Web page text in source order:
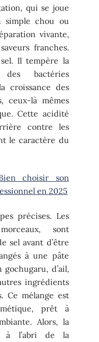
qui se joue
simple chou ou
vivante,
franches.
Il tempère la
bactéries
croissance des
ceux-là mêmes
Cette acidité
contre les
le caractère du
choisir son
en 2025
précises. Les
sont
sel avant d’être
à une pâte
d’ail,
ingrédients
Ce mélange est
prêt à
Alors, la
à l’abri de la